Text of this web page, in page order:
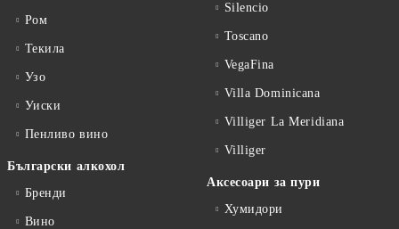
Ром
Текила
Узо
Уиски
Пенливо вино
Български алкохол
Бренди
Вино
Silencio
Toscano
VegaFina
Villa Dominicana
Villiger La Meridiana
Villiger
Аксесоари за пури
Хумидори